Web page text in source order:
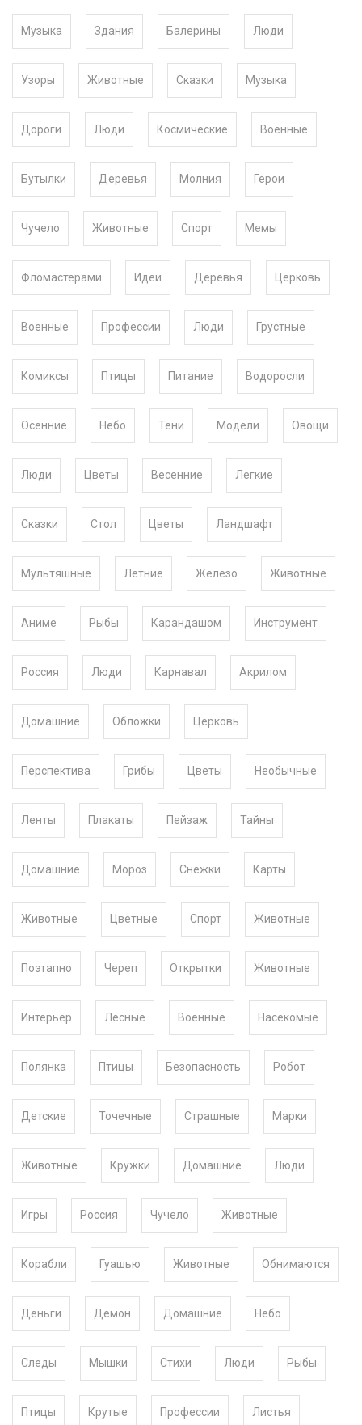
Музыка Здания Балерины Люди
Узоры Животные Сказки Музыка
Дороги Люди Космические Военные
Бутылки Деревья Молния Герои
Чучело Животные Спорт Мемы
Фломастерами Идеи Деревья Церковь
Военные Профессии Люди Грустные
Комиксы Птицы Питание Водоросли
Осенние Небо Тени Модели Овощи
Люди Цветы Весенние Легкие
Сказки Стол Цветы Ландшафт
Мультяшные Летние Железо Животные
Аниме Рыбы Карандашом Инструмент
Россия Люди Карнавал Акрилом
Домашние Обложки Церковь
Перспектива Грибы Цветы Необычные
Ленты Плакаты Пейзаж Тайны
Домашние Мороз Снежки Карты
Животные Цветные Спорт Животные
Поэтапно Череп Открытки Животные
Интерьер Лесные Военные Насекомые
Полянка Птицы Безопасность Робот
Детские Точечные Страшные Марки
Животные Кружки Домашние Люди
Игры Россия Чучело Животные
Корабли Гуашью Животные Обнимаются
Деньги Демон Домашние Небо
Следы Мышки Стихи Люди Рыбы
Птицы Крутые Профессии Листья